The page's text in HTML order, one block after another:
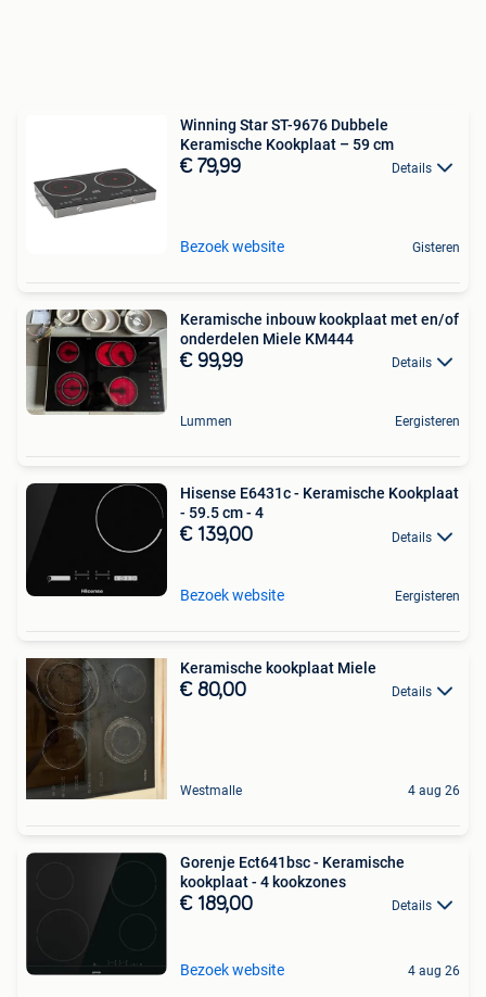
Winning Star ST-9676 Dubbele
Keramische Kookplaat – 59 cm
€ 79,99 Details
Bezoek website Gisteren
Keramische inbouw kookplaat met en/of
onderdelen Miele KM444
€ 99,99 Details
Lummen Eergisteren
Hisense E6431c - Keramische Kookplaat
- 59.5 cm - 4
€ 139,00 Details
Bezoek website Eergisteren
Keramische kookplaat Miele
€ 80,00 Details
Westmalle 4 aug 26
Gorenje Ect641bsc - Keramische
kookplaat - 4 kookzones
€ 189,00 Details
Bezoek website 4 aug 26